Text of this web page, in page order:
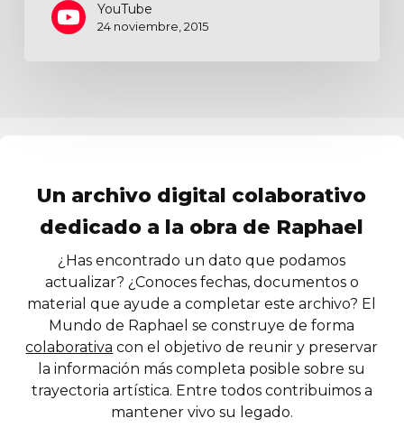
YouTube
24 noviembre, 2015
Un archivo digital colaborativo
dedicado a la obra de Raphael
¿Has encontrado un dato que podamos
actualizar? ¿Conoces fechas, documentos o
material que ayude a completar este archivo? El
Mundo de Raphael se construye de forma
colaborativa con el objetivo de reunir y preservar
la información más completa posible sobre su
trayectoria artística. Entre todos contribuimos a
mantener vivo su legado.